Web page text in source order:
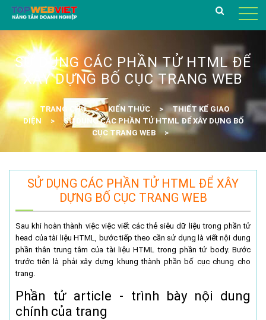
SỬ DỤNG CÁC PHẦN TỬ HTML ĐỂ
XÂY DỰNG BỐ CỤC TRANG WEB
TRANG CHỦ KIẾN THỨC
THIẾT KẾ GIAO
DIỆN
SỬ DỤNG CÁC PHẦN TỬ HTML ĐỂ XÂY DỰNG BỐ
CỤC TRANG WEB
SỬ DỤNG CÁC PHẦN TỬ HTML ĐỂ XÂY
DỰNG BỐ CỤC TRANG WEB
Sau khi hoàn thành việc việc viết các thẻ siêu dữ liệu trong phần tử
head của tài liệu HTML, bước tiếp theo cần sử dụng là viết nội dung
phần thân trung tâm của tài liệu HTML trong phần tử body. Bước
trước tiên là phải xây dựng khung thành phần bố cục chung cho
trang.
Phần tử article - trình bày nội dung
chính của trang